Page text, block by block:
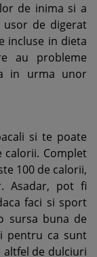
de inima si a
de digerat
incluse in dieta
au probleme
in urma unor
si te poate
calorii. Complet
100 de calorii,
Asadar, pot fi
faci si sport
sursa buna de
pentru ca sunt
altfel de dulciuri